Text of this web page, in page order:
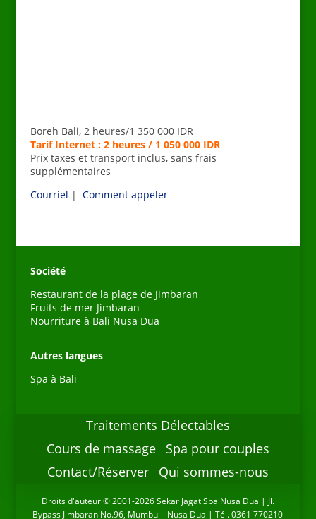
Boreh Bali, 2 heures/1 350 000 IDR
Tarif Internet : 2 heures / 1 050 000 IDR
Prix taxes et transport inclus, sans frais
supplémentaires
Courriel | Comment appeler
Société
Restaurant de la plage de Jimbaran
Fruits de mer Jimbaran
Nourriture à Bali Nusa Dua
Autres langues
Spa à Bali
Traitements Délectables
Cours de massage
Spa pour couples
Contact/Réserver
Qui sommes-nous
Droits d'auteur © 2001-2026 Sekar Jagat Spa Nusa Dua | Jl.
Bypass Jimbaran No.96, Mumbul - Nusa Dua | Tél. 0361 770210
简体中文